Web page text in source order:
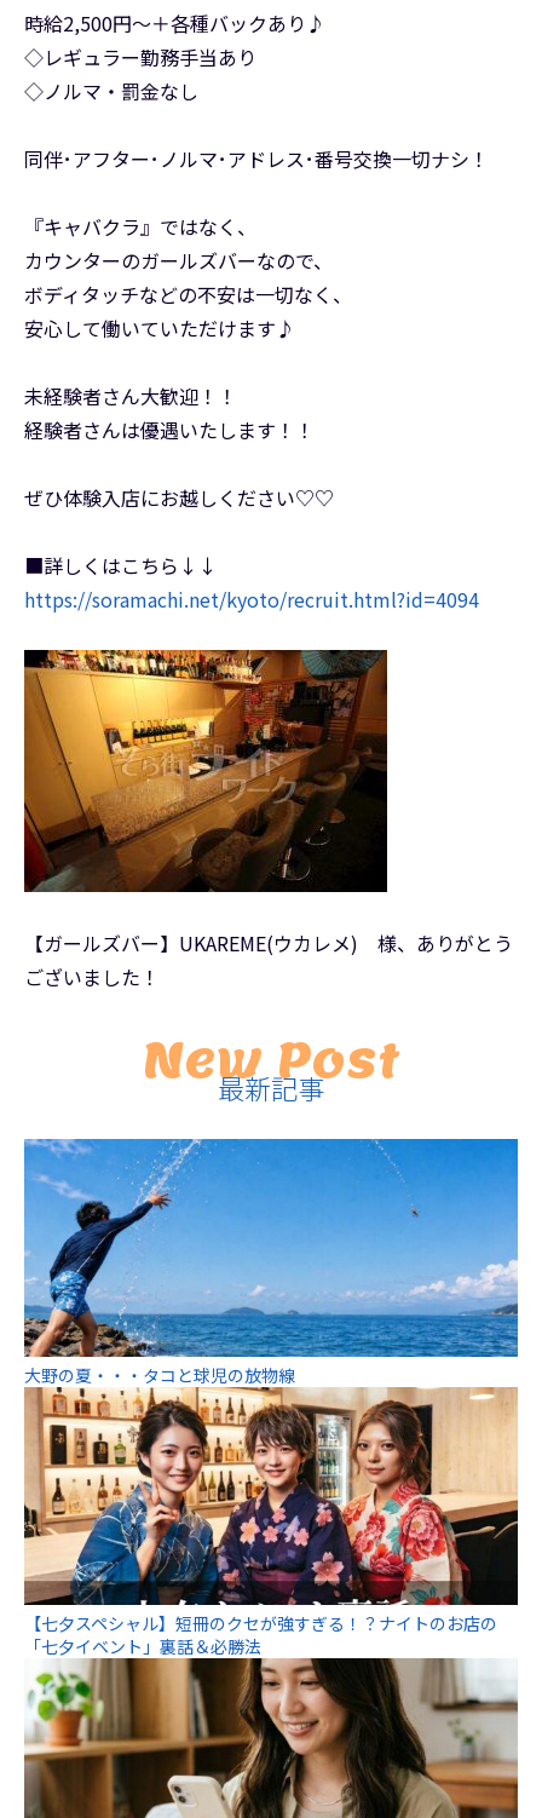
時給2,500円～＋各種バックあり♪
◇レギュラー勤務手当あり
◇ノルマ・罰金なし
同伴･アフター･ノルマ･アドレス･番号交換一切ナシ！
『キャバクラ』ではなく、
カウンターのガールズバーなので、
ボディタッチなどの不安は一切なく、
安心して働いていただけます♪
未経験者さん大歓迎！！
経験者さんは優遇いたします！！
ぜひ体験入店にお越しください♡♡
■詳しくはこちら↓↓
https://soramachi.net/kyoto/recruit.html?id=4094
【ガールズバー】UKAREME(ウカレメ) 様、ありがとう
ございました！
New Post
最新記事
大野の夏・・・タコと球児の放物線
【七夕スペシャル】短冊のクセが強すぎる！？ナイトのお店の
「七夕イベント」裏話＆必勝法